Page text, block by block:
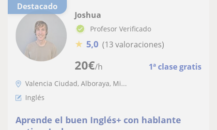
Destacado
20€/h 1ª clase gratis
Joshua
Profesor Verificado
★ 5,0 (13 valoraciones)
Valencia Ciudad, Alboraya, Mi...
Inglés
Aprende el buen Inglés+ con hablante